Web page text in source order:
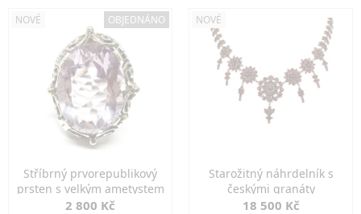
NOVÉ OBJEDNÁNO
Stříbrný prvorepublikový
prsten s velkým ametystem
2 800 Kč
NOVÉ
Starožitný náhrdelník s
českými granáty
18 500 Kč